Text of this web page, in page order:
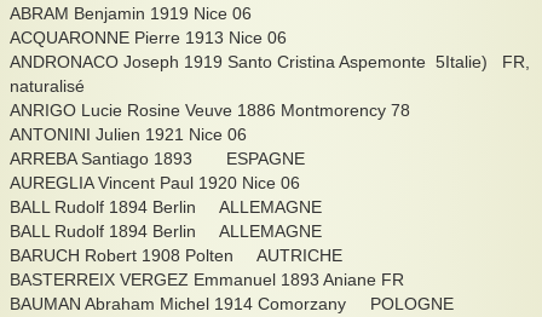
ABRAM Benjamin 1919 Nice 06
ACQUARONNE Pierre 1913 Nice 06
ANDRONACO Joseph 1919 Santo Cristina Aspemonte 5Italie) FR,
naturalisé
ANRIGO Lucie Rosine Veuve 1886 Montmorency 78
ANTONINI Julien 1921 Nice 06
ARREBA Santiago 1893 ESPAGNE
AUREGLIA Vincent Paul 1920 Nice 06
BALL Rudolf 1894 Berlin ALLEMAGNE
BALL Rudolf 1894 Berlin ALLEMAGNE
BARUCH Robert 1908 Polten AUTRICHE
BASTERREIX VERGEZ Emmanuel 1893 Aniane FR
BAUMAN Abraham Michel 1914 Comorzany POLOGNE